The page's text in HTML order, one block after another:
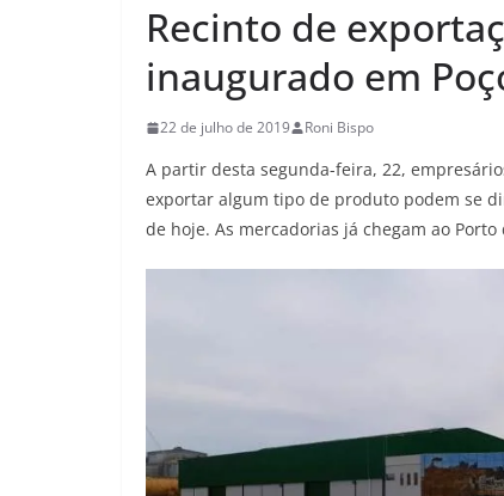
Recinto de
inaugurado em
22 de julho de 2019 Roni Bispo
A partir desta segunda-feira, 22,
exportar algum tipo de produto podem se
de hoje. As mercadorias já chegam ao